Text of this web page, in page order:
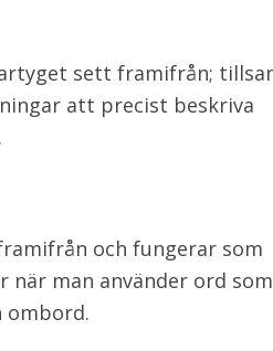
sett framifrån;
att precist beskriva
och fungerar som
man använder ord
ombord.